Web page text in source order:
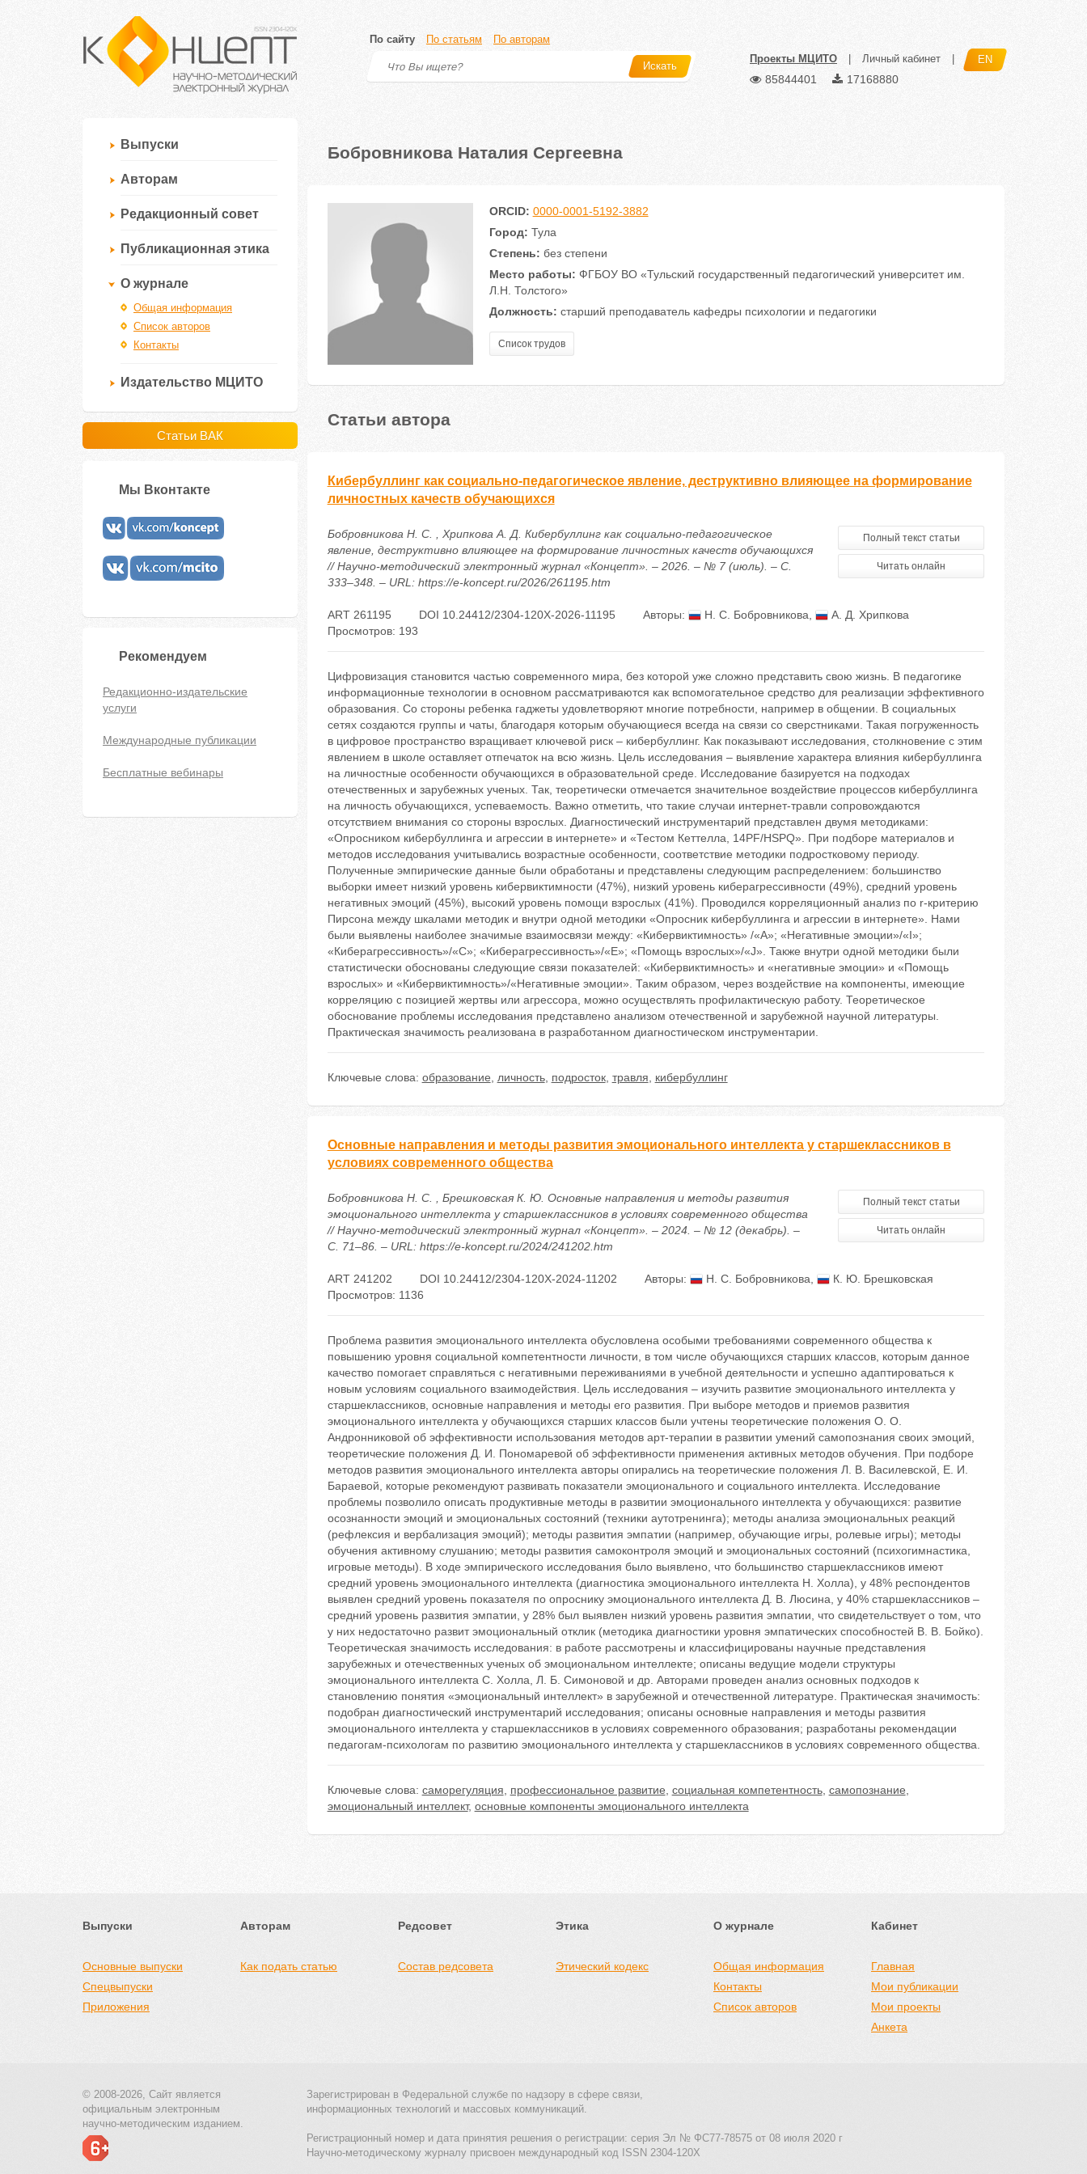
По сайту По статьям По авторам
Искать
Проекты МЦИТО Личный кабинет EN
85844401 17168880
Выпуски
Авторам
Редакционный совет
Публикационная этика
О журнале
Общая информация
Список авторов
Контакты
Издательство МЦИТО
Статьи ВАК
Мы Вконтакте
Рекомендуем
Редакционно-издательские
услуги
Международные публикации
Бесплатные вебинары
Бобровникова Наталия Сергеевна
ORCID: 0000-0001-5192-3882
Город: Тула
Степень: без степени
Место работы: ФГБОУ ВО «Тульский государственный педагогический университет им.
Л.Н. Толстого»
Должность: старший преподаватель кафедры психологии и педагогики
Список трудов
Статьи автора
Кибербуллинг как социально-педагогическое явление, деструктивно влияющее на формирование
личностных качеств обучающихся
Бобровникова Н. С. , Хрипкова А. Д. Кибербуллинг как социально-педагогическое
явление, деструктивно влияющее на формирование личностных качеств обучающихся
// Научно-методический электронный журнал «Концепт». – 2026. – № 7 (июль). – С.
333–348. – URL: https://e-koncept.ru/2026/261195.htm
Полный текст статьи
Читать онлайн
ART 261195 DOI 10.24412/2304-120X-2026-11195 Авторы: Н. С. Бобровникова
А. Д. Хрипкова
Просмотров: 193
Цифровизация становится частью современного мира, без которой уже сложно представить свою жизнь. В педагогике
информационные технологии в основном рассматриваются как вспомогательное средство для реализации эффективного
образования. Со стороны ребенка гаджеты удовлетворяют многие потребности, например в общении. В социальных
сетях создаются группы и чаты, благодаря которым обучающиеся всегда на связи со сверстниками. Такая погруженность
в цифровое пространство взращивает ключевой риск – кибербуллинг. Как показывают исследования, столкновение с этим
явлением в школе оставляет отпечаток на всю жизнь. Цель исследования – выявление характера влияния кибербуллинга
на личностные особенности обучающихся в образовательной среде. Исследование базируется на подходах
отечественных и зарубежных ученых. Так, теоретически отмечается значительное воздействие процессов кибербуллинга
на личность обучающихся, успеваемость. Важно отметить, что такие случаи интернет-травли сопровождаются
отсутствием внимания со стороны взрослых. Диагностический инструментарий представлен двумя методиками:
«Опросником кибербуллинга и агрессии в интернете» и «Тестом Кеттелла, 14PF/HSPQ». При подборе материалов и
методов исследования учитывались возрастные особенности, соответствие методики подростковому периоду.
Полученные эмпирические данные были обработаны и представлены следующим распределением: большинство
выборки имеет низкий уровень кибервиктимности (47%), низкий уровень киберагрессивности (49%), средний уровень
негативных эмоций (45%), высокий уровень помощи взрослых (41%). Проводился корреляционный анализ по r-критерию
Пирсона между шкалами методик и внутри одной методики «Опросник кибербуллинга и агрессии в интернете». Нами
были выявлены наиболее значимые взаимосвязи между: «Кибервиктимность» /«А»; «Негативные эмоции»/«I»;
«Киберагрессивность»/«С»; «Киберагрессивность»/«E»; «Помощь взрослых»/«J». Также внутри одной методики были
статистически обоснованы следующие связи показателей: «Кибервиктимность» и «негативные эмоции» и «Помощь
взрослых» и «Кибервиктимность»/«Негативные эмоции». Таким образом, через воздействие на компоненты, имеющие
корреляцию с позицией жертвы или агрессора, можно осуществлять профилактическую работу. Теоретическое
обоснование проблемы исследования представлено анализом отечественной и зарубежной научной литературы.
Практическая значимость реализована в разработанном диагностическом инструментарии.
Ключевые слова: образование личность, подросток, травля кибербуллинг
Основные направления и методы развития эмоционального интеллекта у старшеклассников в
условиях современного общества
Бобровникова Н. С. , Брешковская К. Ю. Основные направления и методы развития
эмоционального интеллекта у старшеклассников в условиях современного общества
// Научно-методический электронный журнал «Концепт». – 2024. – № 12 (декабрь). –
С. 71–86. – URL: https://e-koncept.ru/2024/241202.htm
Полный текст статьи
Читать онлайн
ART 241202 DOI 10.24412/2304-120X-2024-11202 Авторы: Н. С. Бобровникова
К. Ю. Брешковская
Просмотров: 1136
Проблема развития эмоционального интеллекта обусловлена особыми требованиями современного общества к
повышению уровня социальной компетентности личности, в том числе обучающихся старших классов, которым данное
качество помогает справляться с негативными переживаниями в учебной деятельности и успешно адаптироваться к
новым условиям социального взаимодействия. Цель исследования – изучить развитие эмоционального интеллекта у
старшеклассников, основные направления и методы его развития. При выборе методов и приемов развития
эмоционального интеллекта у обучающихся старших классов были учтены теоретические положения О. О.
Андронниковой об эффективности использования методов арт-терапии в развитии умений самопознания своих эмоций,
теоретические положения Д. И. Пономаревой об эффективности применения активных методов обучения. При подборе
методов развития эмоционального интеллекта авторы опирались на теоретические положения Л. В. Василевской, Е. И.
Бараевой, которые рекомендуют развивать показатели эмоционального и социального интеллекта. Исследование
проблемы позволило описать продуктивные методы в развитии эмоционального интеллекта у обучающихся: развитие
осознанности эмоций и эмоциональных состояний (техники аутотренинга); методы анализа эмоциональных реакций
(рефлексия и вербализация эмоций); методы развития эмпатии (например, обучающие игры, ролевые игры); методы
обучения активному слушанию; методы развития самоконтроля эмоций и эмоциональных состояний (психогимнастика,
игровые методы). В ходе эмпирического исследования было выявлено, что большинство старшеклассников имеют
средний уровень эмоционального интеллекта (диагностика эмоционального интеллекта Н. Холла), у 48% респондентов
выявлен средний уровень показателя по опроснику эмоционального интеллекта Д. В. Люсина, у 40% старшеклассников –
средний уровень развития эмпатии, у 28% был выявлен низкий уровень развития эмпатии, что свидетельствует о том, что
у них недостаточно развит эмоциональный отклик (методика диагностики уровня эмпатических способностей В. В. Бойко).
Теоретическая значимость исследования: в работе рассмотрены и классифицированы научные представления
зарубежных и отечественных ученых об эмоциональном интеллекте; описаны ведущие модели структуры
эмоционального интеллекта С. Холла, Л. Б. Симоновой и др. Авторами проведен анализ основных подходов к
становлению понятия «эмоциональный интеллект» в зарубежной и отечественной литературе. Практическая значимость:
подобран диагностический инструментарий исследования; описаны основные направления и методы развития
эмоционального интеллекта у старшеклассников в условиях современного образования; разработаны рекомендации
педагогам-психологам по развитию эмоционального интеллекта у старшеклассников в условиях современного общества.
Ключевые слова: саморегуляция профессиональное развитие социальная компетентность, самопознание
эмоциональный интеллект, основные компоненты эмоционального интеллекта
Выпуски
Основные выпуски
Спецвыпуски
Приложения
Авторам
Как подать статью
Редсовет
Состав редсовета
Этика
Этический кодекс
О журнале
Общая информация
Контакты
Список авторов
Кабинет
Главная
Мои публикации
Мои проекты
Анкета
© 2008-2026, Сайт является
официальным электронным
научно-методическим изданием.
Зарегистрирован в Федеральной службе по надзору в сфере связи,
информационных технологий и массовых коммуникаций.
Регистрационный номер и дата принятия решения о регистрации: серия Эл № ФС77-78575 от 08 июля 2020 г
Научно-методическому журналу присвоен международный код ISSN 2304-120X